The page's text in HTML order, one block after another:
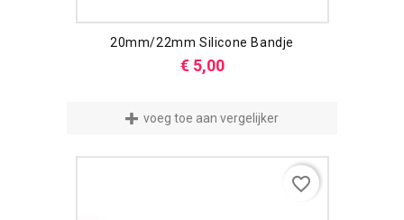
20mm/22mm Silicone Bandje
€ 5,00Prijs
voeg toe aan vergelijker
favorite_border